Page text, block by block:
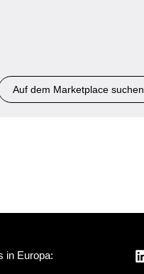
Auf dem Marketplace suchen
in Europa: